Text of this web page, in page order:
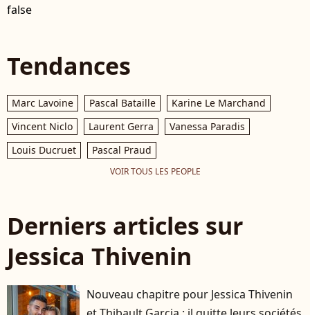
false
Tendances
Marc Lavoine Pascal Bataille
Karine Le Marchand
Vincent Niclo
Laurent Gerra
Vanessa Paradis
Louis Ducruet
Pascal Praud
VOIR TOUS LES PEOPLE
Derniers articles sur
Jessica Thivenin
Nouveau chapitre pour Jessica Thivenin